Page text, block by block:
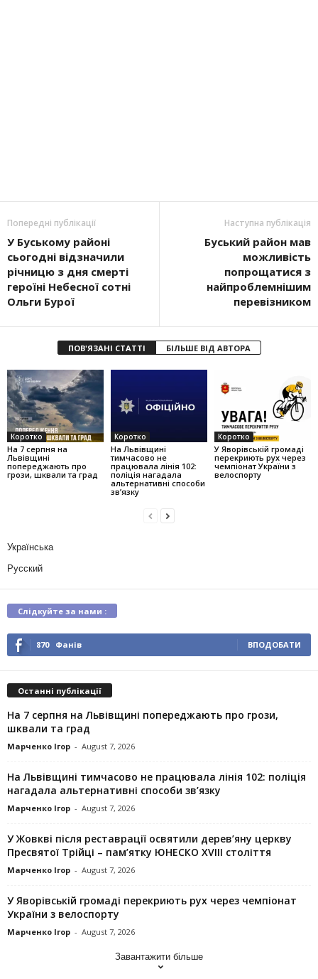
Попередні публікації
У Буському районі
сьогодні відзначили
річницю з дня смерті
героїні Небесної сотні
Ольги Бурої
Наступна публікація
Буський район мав
можливість
попрощатися з
найпроблемнішим
перевізником
ПОВ'ЯЗАНІ СТАТТІ БІЛЬШЕ ВІД АВТОРА
Коротко
На 7 серпня на
Львівщині
попереджають про
грози, шквали та град
Коротко
На Львівщині
тимчасово не
працювала лінія 102:
поліція нагадала
альтернативні способи
зв’язку
Коротко
У Яворівській громаді
перекриють рух через
чемпіонат України з
велоспорту
Українська
Русский
Слідкуйте за нами :
870 Фанів ВПОДОБАТИ
Останні публікації
На 7 серпня на Львівщині попереджають про грози,
шквали та град
Марченко Ігор - August 7, 2026
На Львівщині тимчасово не працювала лінія 102: поліція
нагадала альтернативні способи зв’язку
Марченко Ігор - August 7, 2026
У Жовкві після реставрації освятили дерев’яну церкву
Пресвятої Трійці – пам’ятку ЮНЕСКО XVIII століття
Марченко Ігор - August 7, 2026
У Яворівській громаді перекриють рух через чемпіонат
України з велоспорту
Марченко Ігор - August 7, 2026
Завантажити більше